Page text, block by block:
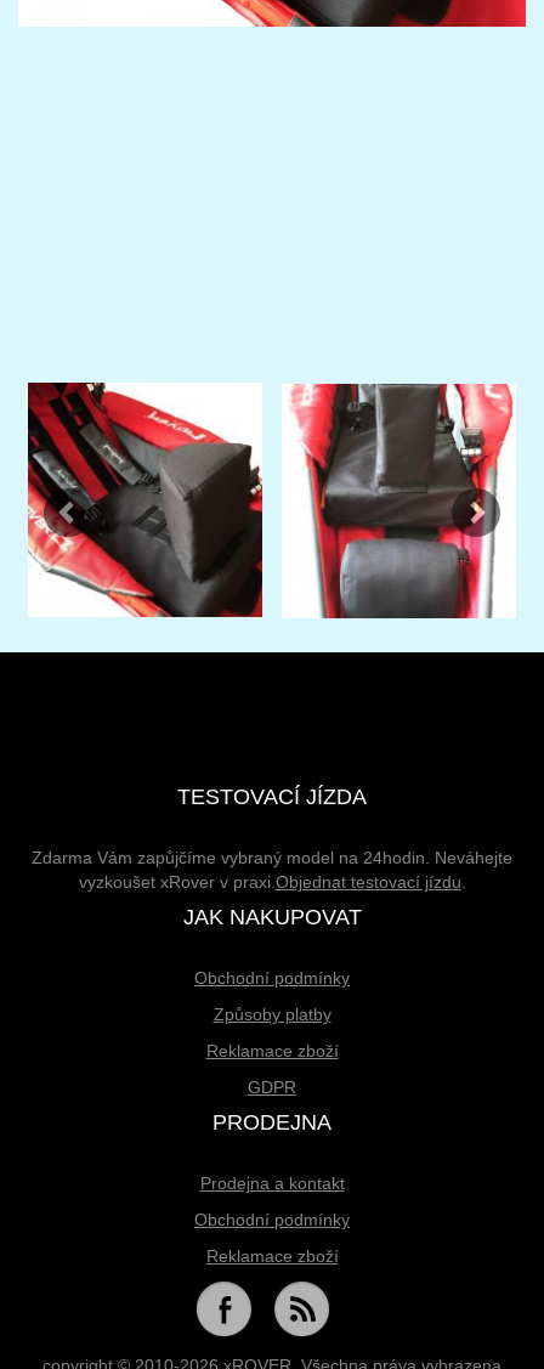
Previous Next
TESTOVACÍ JÍZDA
Zdarma Vám zapůjčíme vybraný model na 24hodin. Neváhejte
vyzkoušet xRover v praxi. Objednat testovací jízdu
JAK NAKUPOVAT
Obchodní podmínky
Způsoby platby
Reklamace zboží
GDPR
PRODEJNA
Prodejna a kontakt
Obchodní podmínky
Reklamace zboží